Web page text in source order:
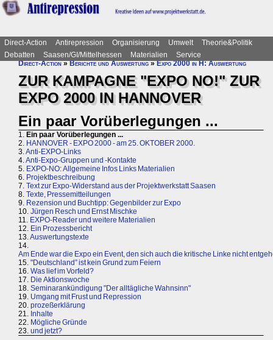
Direct-Action Antirepression Organisierung Umwelt
Theorie&Politik
Debatten
Saasen/GI/Mittelhessen Materialien
Service
Direct-Action»Berichte und Auswertung»Expo 2000 in H: Auswertung
ZUR KAMPAGNE "EXPO NO!" ZUR
EXPO 2000 IN HANNOVER
Ein paar Vorüberlegungen ...
1. Ein paar Vorüberlegungen ...
2. HANNOVER - EXPO 2000 - am 25. OKTOBER 2000.
3.Anti-EXPO-Links
4.Anti-Expo-Gruppen und -Kontakte
5. EXPO-NO: Allgemeine Infos Links Materialien
6. Projektbeschreibung
7. Text zur Expo-Widerstand aus der Projektwerkstatt Saasen
8. Texte, Pressemitteilungen
9. Rezension und Buchtipp: Gegenbilder zur Expo
10. Jürgen Resch und Ernst Mischke
11. EXPO-Reader und weitere Materialien
12. Ein Prozessbericht
13.Auswertungstexte
14.
Am Ende war die Expo ein Event, den sich auch die kritische Linke nicht
15. "Deutschland” ist kein Grund zum Feiern
16. Was lief im Vorfeld?
17. Die Aktionswoche
18. Seminarankündigung "Der alltägliche Wahnsinn"
19. Umgang mit Frust und Repression
20. prozeßerklärung
21. Inhalte
22. Mögliche Gründe
23. und jetzt?